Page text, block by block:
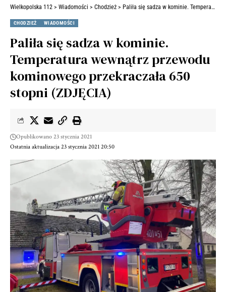
Wielkopolska 112 > Wiadomości > Chodzież > Paliła się sadza w kominie. Temperatura wewnątrz przewodu kominowego przekraczała 650 stopni (ZDJĘCIA)
CHODZIEŻ WIADOMOŚCI
Paliła się sadza w kominie.
Temperatura wewnątrz przewodu
kominowego przekraczała 650
stopni (ZDJĘCIA)
Ostatnia aktualizacja 23 stycznia 2021 20:50
Opublikowano 23 stycznia 2021